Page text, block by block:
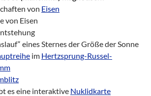
von Eisen
von Eisen
eines Sternes der Größe der Sonne
im Hertzsprung-Russel-
es eine interaktive Nuklidkarte